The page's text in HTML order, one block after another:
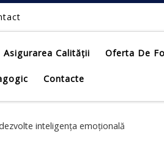
Asigurarea Calității Oferta De
Contacte
inteligența emoțională